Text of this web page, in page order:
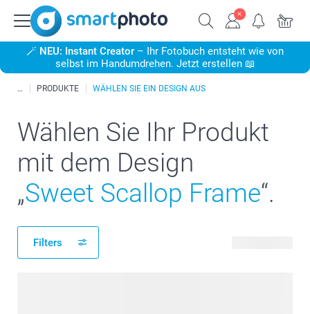
🪄 NEU: Instant Creator – Ihr Fotobuch entsteht wie von
selbst im Handumdrehen. Jetzt erstellen 📖
PRODUKTE WÄHLEN SIE EIN DESIGN AUS
Wählen Sie Ihr Produkt
mit dem Design
„Sweet Scallop Frame“.
Filters